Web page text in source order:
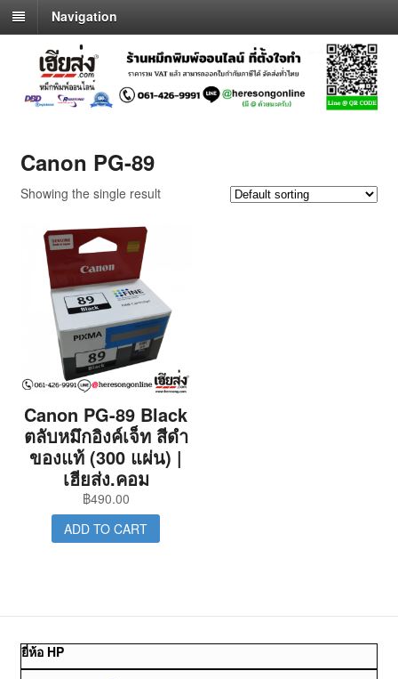
Navigation
Canon PG-89
Showing the single result
Canon PG-89 Black
ตลับหมึกอิงค์เจ็ท สีดำ
ของแท้ (300 แผ่น) |
เฮียส่ง.คอม
฿490.00
ADD TO CART
ยี่ห้อ HP